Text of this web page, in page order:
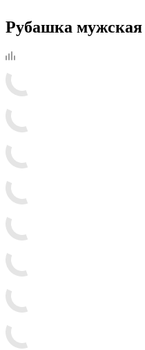
Рубашка мужская